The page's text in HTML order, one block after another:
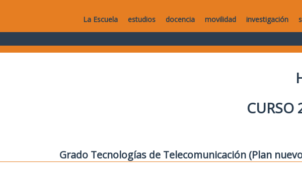
La Escuela estudios docencia movilidad investigación
CURSO
Grado Tecnologías de Telecomunicación (Plan